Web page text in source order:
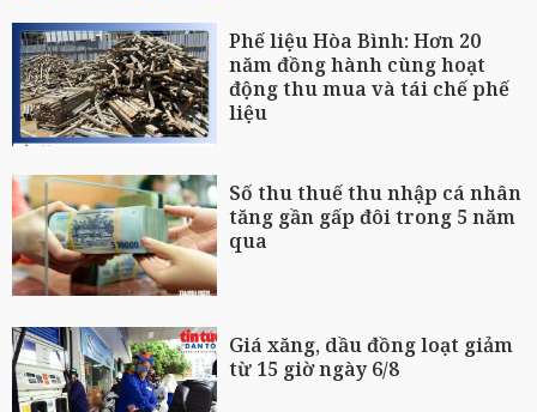
Phế liệu Hòa Bình: Hơn 20
năm đồng hành cùng hoạt
động thu mua và tái chế phế
liệu
Số thu thuế thu nhập cá nhân
tăng gần gấp đôi trong 5 năm
qua
Giá xăng, dầu đồng loạt giảm
từ 15 giờ ngày 6/8